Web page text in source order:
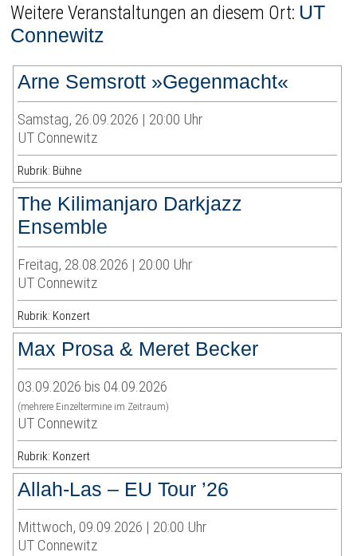
Weitere Veranstaltungen an diesem Ort: UT
Connewitz
Arne Semsrott »Gegenmacht«
Samstag, 26.09.2026 | 20:00 Uhr
UT Connewitz
Rubrik: Bühne
The Kilimanjaro Darkjazz
Ensemble
Freitag, 28.08.2026 | 20:00 Uhr
UT Connewitz
Rubrik: Konzert
Max Prosa & Meret Becker
03.09.2026 bis 04.09.2026
(mehrere Einzeltermine im Zeitraum)
UT Connewitz
Rubrik: Konzert
Allah-Las – EU Tour ’26
Mittwoch, 09.09.2026 | 20:00 Uhr
UT Connewitz